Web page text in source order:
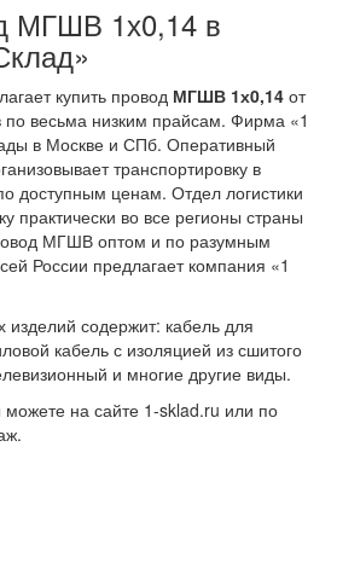
МГШВ 1х0,14 в
купить провод МГШВ 1х0,14 от
весьма низким прайсам. Фирма «1
в Москве и СПб. Оперативный
транспортировку в
доступным ценам. Отдел логистики
практически во все регионы страны
МГШВ оптом и по разумным
России предлагает компания «1
изделий содержит: кабель для
кабель с изоляцией из сшитого
и многие другие виды.
можете на сайте 1-sklad.ru или по